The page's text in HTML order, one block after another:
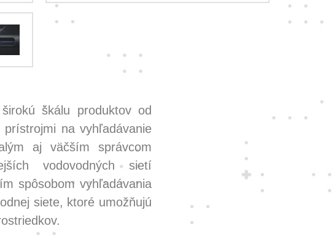
škálu produktov od
na vyhľadávanie
aj väčším správcom
vodovodných sietí
spôsobom vyhľadávania
siete, ktoré umožňujú